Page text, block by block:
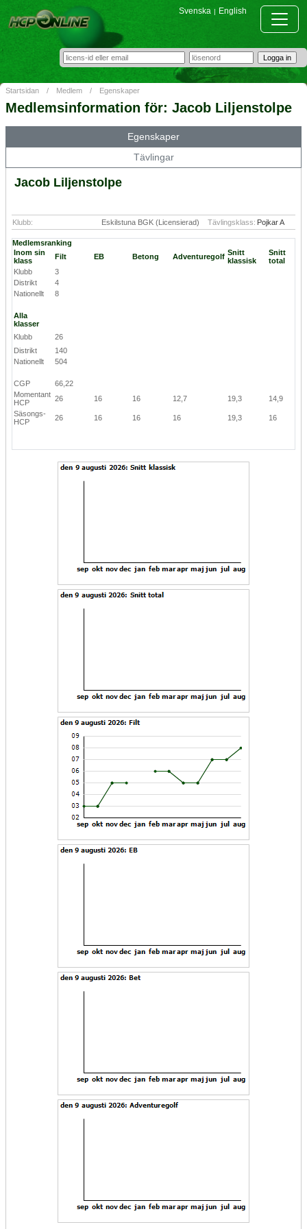
Svenska | English
Startsidan / Medlem / Egenskaper
Medlemsinformation för: Jacob Liljenstolpe
Egenskaper
Tävlingar
Jacob Liljenstolpe
Klubb: Eskilstuna BGK (Licensierad) Tävlingsklass: Pojkar A
Medlemsranking
Inom sin
klass
Filt EB Betong Adventuregolf Snitt
klassisk
Snitt
total
Klubb
3
Distrikt
4
Nationellt
8
Alla
klasser
Klubb
26
Distrikt
140
Nationellt
504
CGP
66,22
Momentant
HCP
26 16 16 12,7 19,3
14,9
Säsongs-
HCP
26 16 16 16 19,3 16